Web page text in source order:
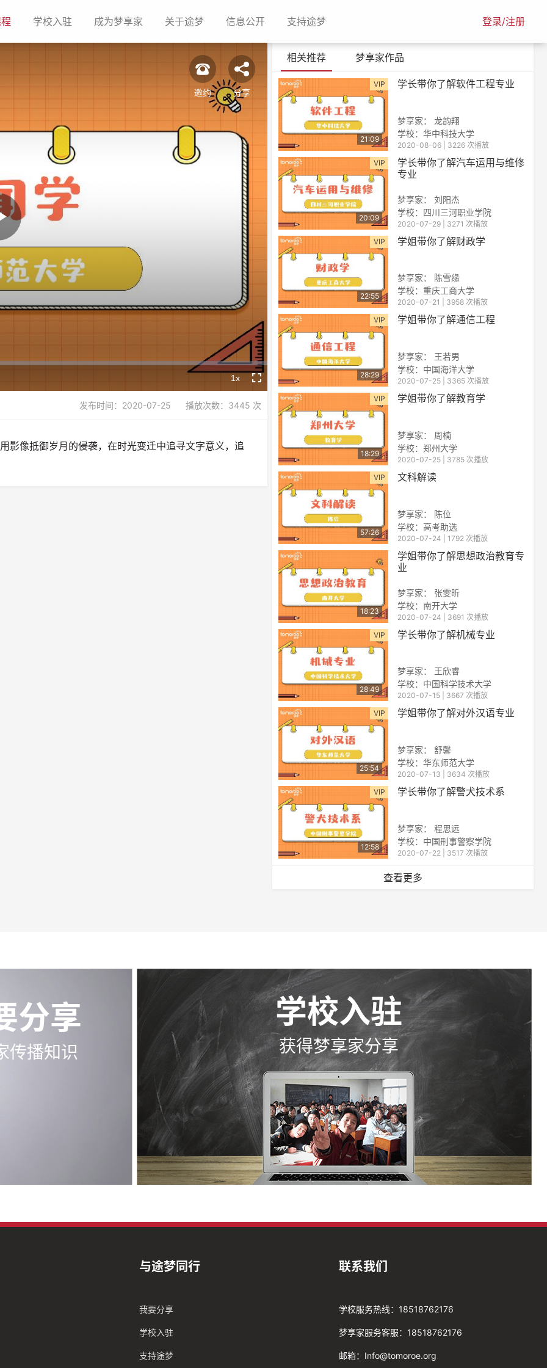
(current)学校入驻(current)成为梦享家(current)关于途梦(current)信息公开(current)支持途梦(current) 登录/注册
Playback
Rate
1x Fullscreen
邀约 分享
发布时间：2020-07-25 播放次数：3445 次
影像抵御岁月的侵袭，在时光变迁中追寻文字意义，追
相关推荐 梦享家作品
VIP
21:09
学长带你了解软件工程专业
梦享家： 龙韵翔
学校：华中科技大学
2020-08-06 | 3226 次播放
VIP
20:09
学长带你了解汽车运用与维修
专业
梦享家： 刘阳杰
学校：四川三河职业学院
2020-07-29 | 3271 次播放
VIP
22:55
学姐带你了解财政学
梦享家： 陈雪缘
学校：重庆工商大学
2020-07-21 | 3958 次播放
VIP
28:29
学姐带你了解通信工程
梦享家： 王若男
学校：中国海洋大学
2020-07-25 | 3365 次播放
VIP
18:29
学姐带你了解教育学
梦享家： 周楠
学校：郑州大学
2020-07-25 | 3785 次播放
VIP
57:26
文科解读
梦享家： 陈位
学校：高考助选
2020-07-24 | 1792 次播放
18:23
学姐带你了解思想政治教育专
业
梦享家： 张雯昕
学校：南开大学
2020-07-24 | 3691 次播放
VIP
28:49
学长带你了解机械专业
梦享家： 王欣睿
学校：中国科学技术大学
2020-07-15 | 3667 次播放
VIP
25:54
学姐带你了解对外汉语专业
梦享家： 舒馨
学校：华东师范大学
2020-07-13 | 3634 次播放
VIP
12:58
学长带你了解警犬技术系
梦享家： 程思远
学校：中国刑事警察学院
2020-07-22 | 3517 次播放
查看更多
分享
传播知识
学校入驻
获得梦享家分享
与途梦同行
我要分享
学校入驻
支持途梦
联系我们
学校服务热线：18518762176
梦享家服务客服：18518762176
邮箱：Info@tomoroe.org